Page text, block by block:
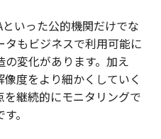
といった公的機関だけでな
タもビジネスで利用可能に
変化があります。加え
度をより細かくしていく
継続的にモニタリングで
。